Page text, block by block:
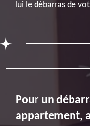
lui le débarras de
Pour un
appartement,